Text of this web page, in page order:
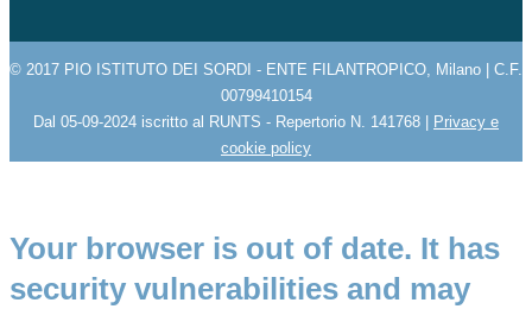
© 2017 PIO ISTITUTO DEI SORDI - ENTE FILANTROPICO, Milano | C.F.
00799410154
Dal 05-09-2024 iscritto al RUNTS - Repertorio N. 141768 | Privacy e
cookie policy
Your browser is out of date. It has
security vulnerabilities and may